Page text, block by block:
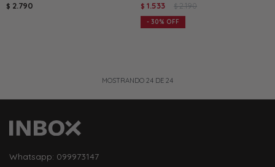
$ 2.790 $ 1.533 $ 2.190
30
MOSTRANDO 24 DE 24
Whatsapp: 099973147